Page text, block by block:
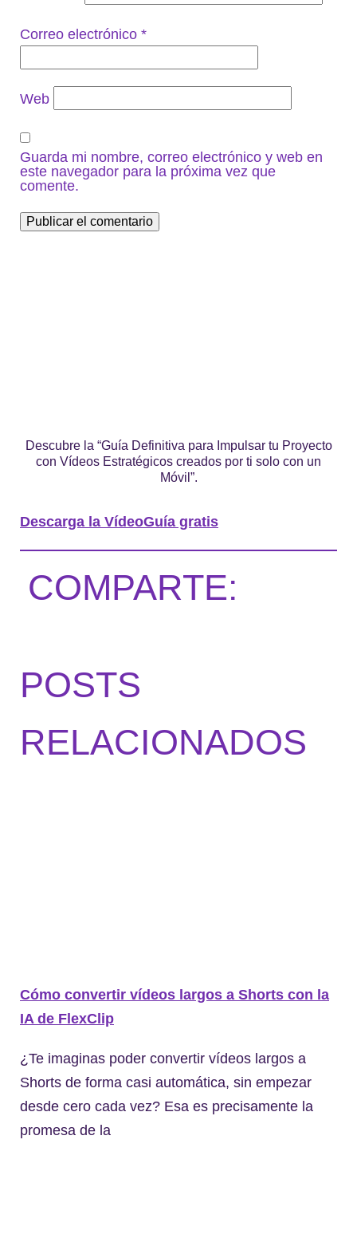
Correo electrónico *
Web
Guarda mi nombre, correo electrónico y web en
este navegador para la próxima vez que
comente.
Descubre la “Guía Definitiva para Impulsar tu Proyecto
con Vídeos Estratégicos creados por ti solo con un
Móvil”.
Descarga la VídeoGuía gratis
COMPARTE:
POSTS
RELACIONADOS
Cómo convertir vídeos largos a Shorts con la
IA de FlexClip
¿Te imaginas poder convertir vídeos largos a
Shorts de forma casi automática, sin empezar
desde cero cada vez? Esa es precisamente la
promesa de la